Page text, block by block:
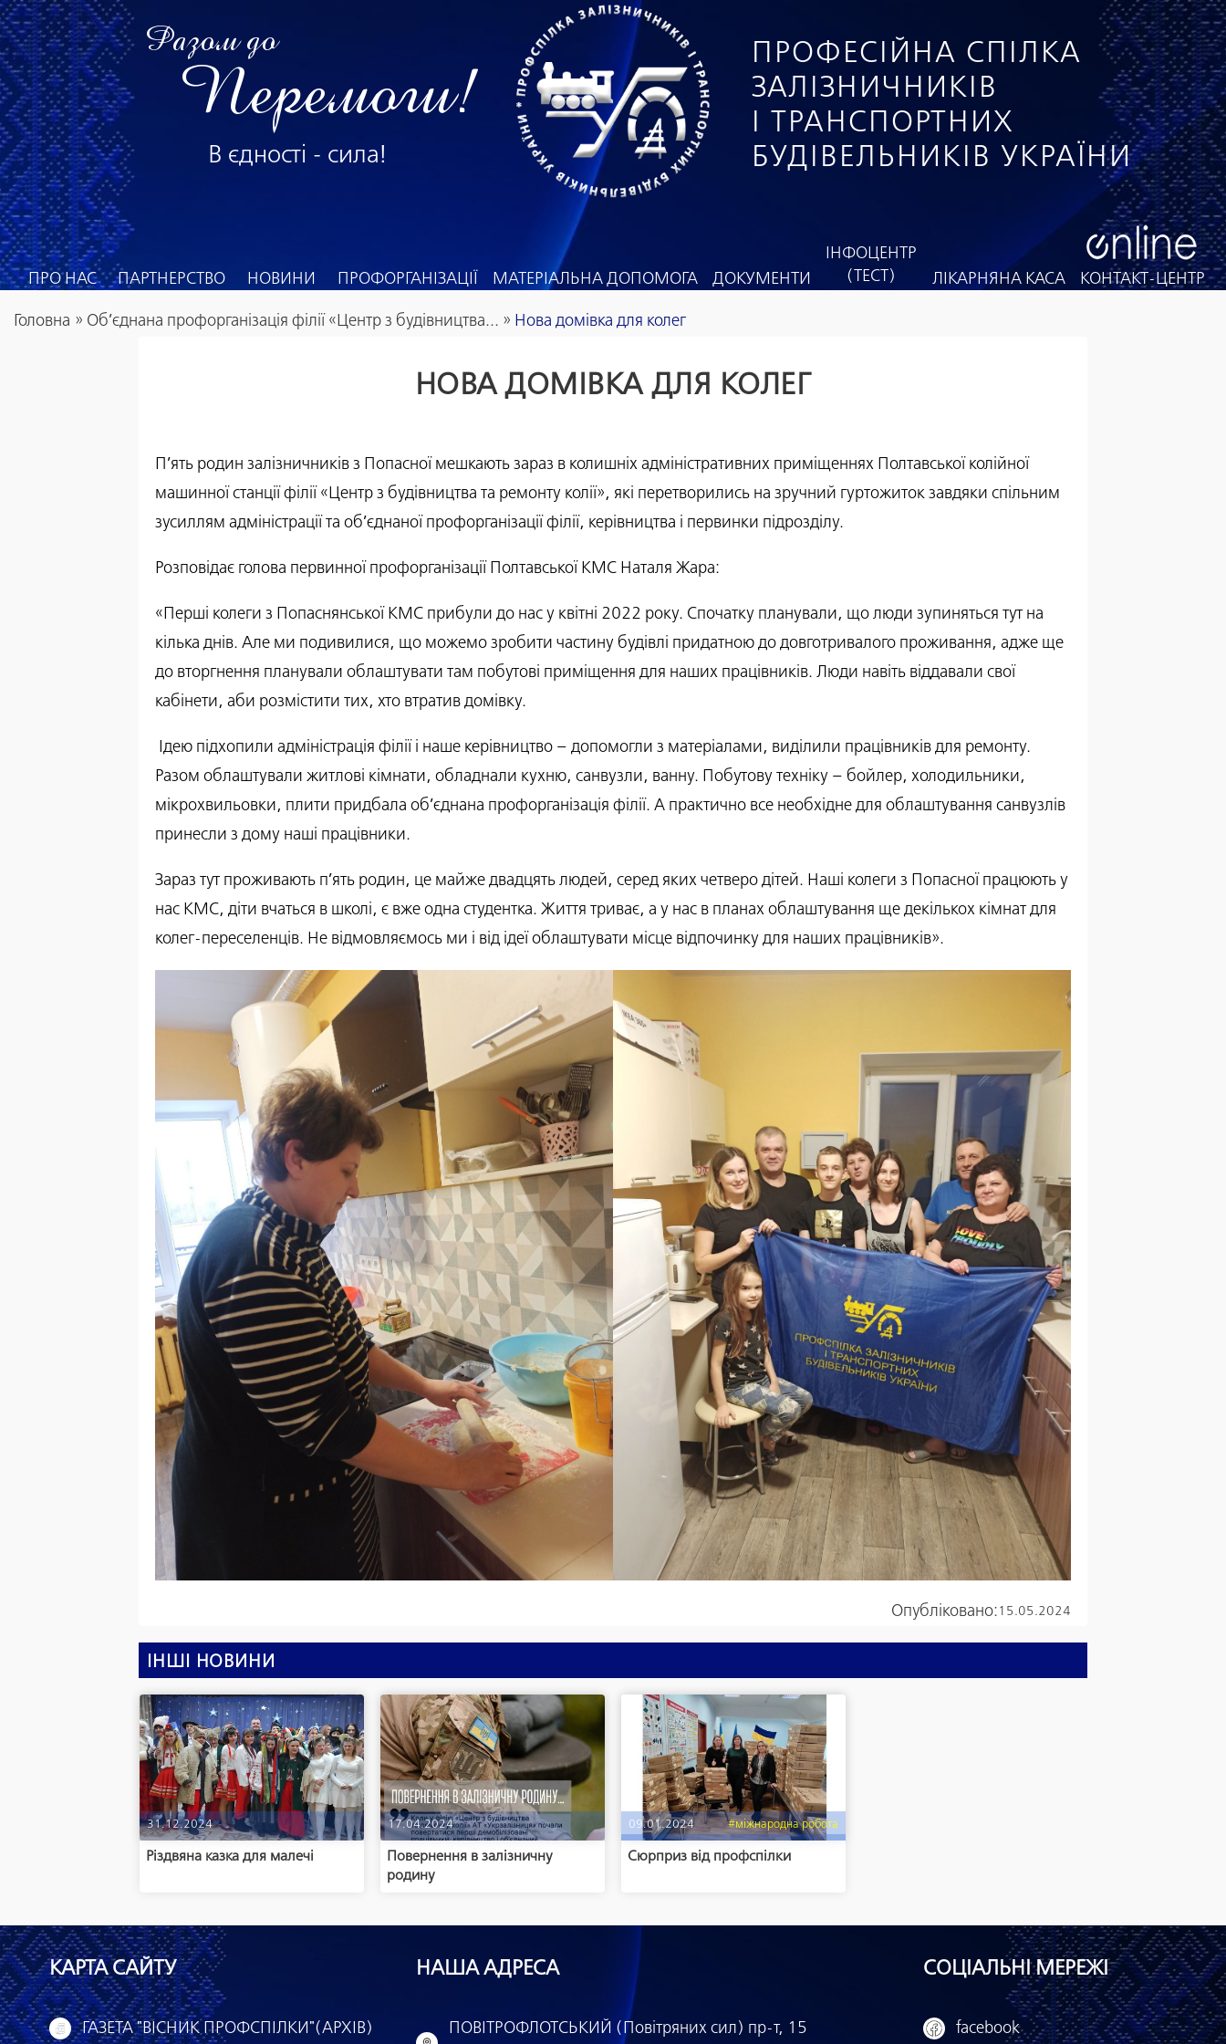
Разом до
Перемоги!
В єдності - сила!
ПРОФЕСІЙНА СПІЛКА
ЗАЛІЗНИЧНИКІВ
І ТРАНСПОРТНИХ
БУДІВЕЛЬНИКІВ УКРАЇНИ
ПРО НАС ПАРТНЕРСТВО НОВИНИ ПРОФОРГАНІЗАЦІЇ МАТЕРІАЛЬНА ДОПОМОГА ДОКУМЕНТИ
ІНФОЦЕНТР
(ТЕСТ)
ЛІКАРНЯНА КАСА КОНТАКТ-ЦЕНТР
Головна » Об’єднана профорганізація філії «Центр з будівництва... » Нова домівка для колег
НОВА ДОМІВКА ДЛЯ КОЛЕГ
П’ять родин залізничників з Попасної мешкають зараз в колишніх адміністративних приміщеннях Полтавської колійної
машинної станції філії «Центр з будівництва та ремонту колії», які перетворились на зручний гуртожиток завдяки спільним
зусиллям адміністрації та об’єднаної профорганізації філії, керівництва і первинки підрозділу.
Розповідає голова первинної профорганізації Полтавської КМС Наталя Жара:
«Перші колеги з Попаснянської КМС прибули до нас у квітні 2022 року. Спочатку планували, що люди зупиняться тут на
кілька днів. Але ми подивилися, що можемо зробити частину будівлі придатною до довготривалого проживання, адже ще
до вторгнення планували облаштувати там побутові приміщення для наших працівників. Люди навіть віддавали свої
кабінети, аби розмістити тих, хто втратив домівку.
Ідею підхопили адміністрація філії і наше керівництво – допомогли з матеріалами, виділили працівників для ремонту.
Разом облаштували житлові кімнати, обладнали кухню, санвузли, ванну. Побутову техніку – бойлер, холодильники,
мікрохвильовки, плити придбала об’єднана профорганізація філії. А практично все необхідне для облаштування санвузлів
принесли з дому наші працівники.
Зараз тут проживають п’ять родин, це майже двадцять людей, серед яких четверо дітей. Наші колеги з Попасної працюють у
нас КМС, діти вчаться в школі, є вже одна студентка. Життя триває, а у нас в планах облаштування ще декількох кімнат для
колег-переселенців. Не відмовляємось ми і від ідеї облаштувати місце відпочинку для наших працівників».
Опубліковано: 15.05.2024
ІНШІ НОВИНИ
31.12.2024
Різдвяна казка для малечі
17.04.2024
Повернення в залізничну
родину
09.01.2024 #міжнародна робота
Сюрприз від профспілки
КАРТА САЙТУ
ГАЗЕТА "ВІСНИК ПРОФСПІЛКИ"(АРХІВ)
НАША АДРЕСА
ПОВІТРОФЛОТСЬКИЙ (Повітряних сил) пр-т, 15
СОЦІАЛЬНІ МЕРЕЖІ
facebook